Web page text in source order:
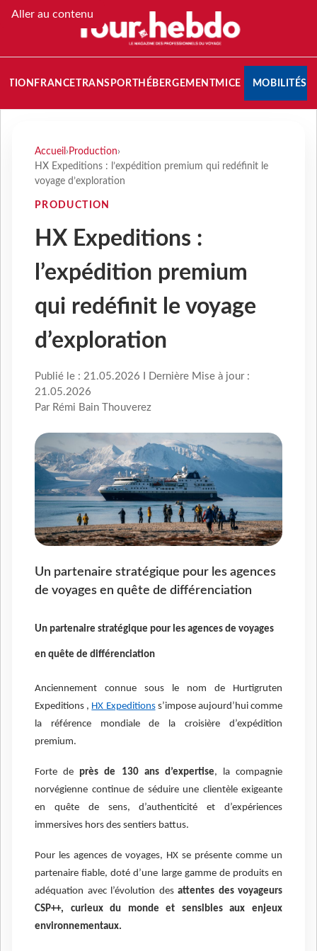
Aller au contenu
FRANCETRANSPORT HÉBERGEMENTMICE MOBILITÉS
Accueil › Production›
HX Expeditions : l’expédition premium qui redéfinit le
voyage d’exploration
PRODUCTION
HX Expeditions :
l’expédition premium
qui redéfinit le voyage
d’exploration
Publié le : 21.05.2026 I Dernière Mise à jour :
21.05.2026
Par Rémi Bain Thouverez
Un partenaire stratégique pour les agences
de voyages en quête de différenciation
Un partenaire stratégique pour les agences de voyages
en quête de différenciation
Anciennement connue sous le nom de Hurtigruten
Expeditions , HX Expeditionss’impose aujourd’hui comme
la référence mondiale de la croisière d’expédition
premium.
Forte de près de 130 ans d’expertise, la compagnie
norvégienne continue de séduire une clientèle exigeante
en quête de sens, d’authenticité et d’expériences
immersives hors des sentiers battus.
Pour les agences de voyages, HX se présente comme un
partenaire fiable, doté d’une large gamme de produits en
adéquation avec l’évolution des attentes des voyageurs
CSP++, curieux du monde et sensibles aux enjeux
environnementaux.